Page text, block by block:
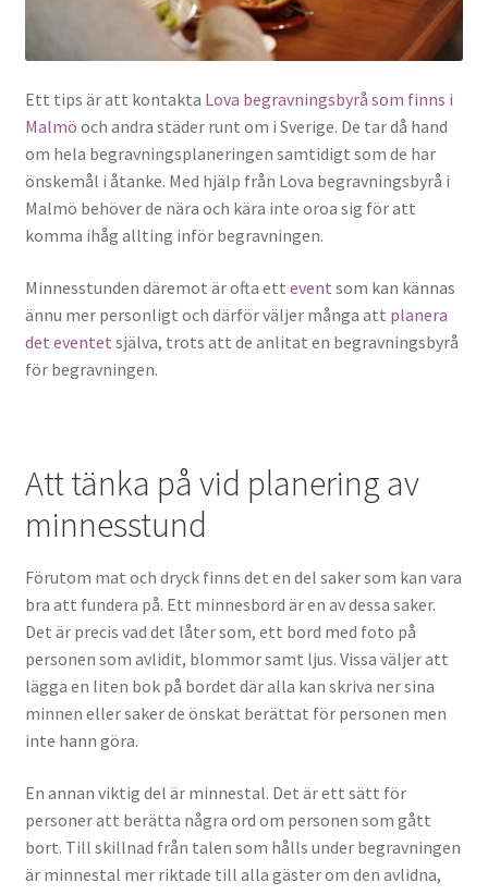
Ett tips är att kontakta Lova begravningsbyrå som finns i
Malmö och andra städer runt om i Sverige. De tar då hand
om hela begravningsplaneringen samtidigt som de har
önskemål i åtanke. Med hjälp från Lova begravningsbyrå i
Malmö behöver de nära och kära inte oroa sig för att
komma ihåg allting inför begravningen.
Minnesstunden däremot är ofta ett event som kan kännas
ännu mer personligt och därför väljer många att planera
det eventet själva, trots att de anlitat en begravningsbyrå
för begravningen.
Att tänka på vid planering av
minnesstund
Förutom mat och dryck finns det en del saker som kan vara
bra att fundera på. Ett minnesbord är en av dessa saker.
Det är precis vad det låter som, ett bord med foto på
personen som avlidit, blommor samt ljus. Vissa väljer att
lägga en liten bok på bordet där alla kan skriva ner sina
minnen eller saker de önskat berättat för personen men
inte hann göra.
En annan viktig del är minnestal. Det är ett sätt för
personer att berätta några ord om personen som gått
bort. Till skillnad från talen som hålls under begravningen
är minnestal mer riktade till alla gäster om den avlidna,